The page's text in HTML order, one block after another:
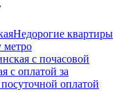
Недорогие квартиры
метро
c почасовой
с оплатой за
оплатой